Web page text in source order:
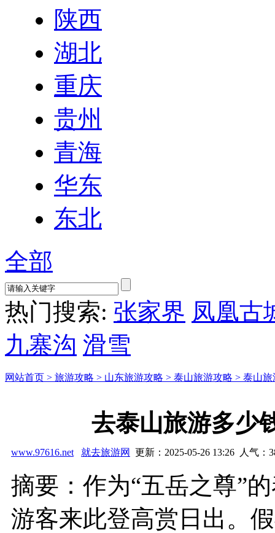
陕西
湖北
重庆
贵州
青海
华东
东北
全部
热门搜索: 张家界 凤凰古
九寨沟 滑雪
网站首页 > 旅游攻略 > 山东旅游攻略 > 泰山旅游攻略 > 泰山旅
去泰山旅游多少
www.97616.net 就去旅游网 更新：2025-05-26 13:26 人气：
摘要：作为“五岳之尊”
游客来此登高赏日出。